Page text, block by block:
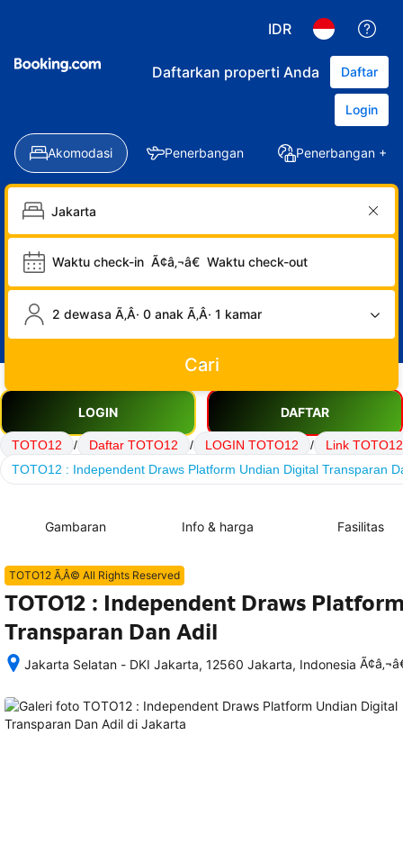
IDR
Daftarkan properti Anda Daftar
Login
Akomodasi Penerbangan Penerbangan +
Waktu check-in Ã¢â‚¬â€ Waktu check-out
2 dewasa Ã‚Â· 0 anak Ã‚Â· 1 kamar
Cari
LOGIN DAFTAR
TOTO12 / Daftar TOTO12 / LOGIN TOTO12 /
Link TOTO12
TOTO12 : Independent Draws Platform Undian Digital Transparan
Gambaran Info & harga Fasilitas
TOTO12 Ã‚Â© All Rights Reserved
TOTO12 : Independent Draws
Transparan Dan Adil
Jakarta Selatan - DKI Jakarta, 12560 Jakarta, Indonesia
memesan,
rincian